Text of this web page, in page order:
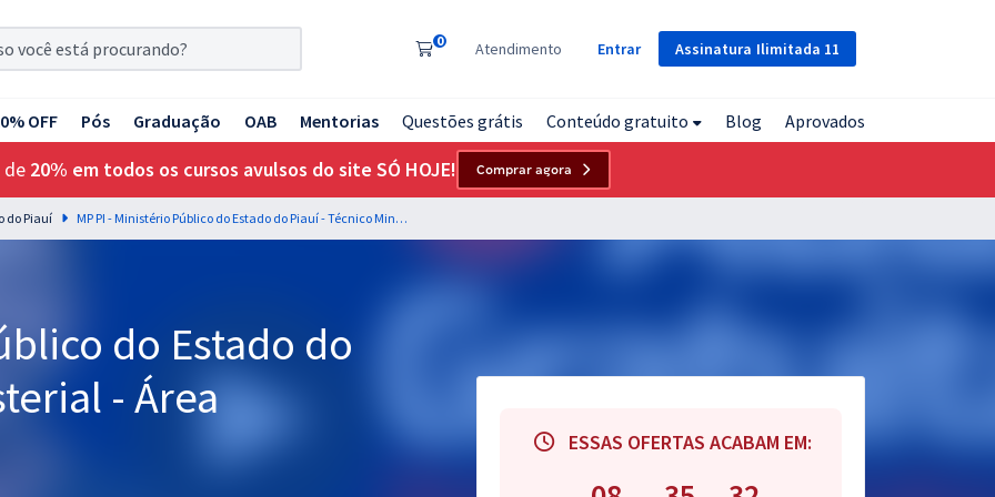
Assinatura Ilimitada 11
0 Atendimento Entrar
OFF Pós Graduação OAB Mentorias Questões grátis Conteúdo gratuito Blog Aprovados
de 20% em todos os cursos avulsos do site SÓ HOJE! Comprar agora
do Piauí MP PI - Ministério Público do Estado do Piauí - Técnico Ministerial - Área Administrativa
do Estado do
- Área
ESSAS OFERTAS ACABAM EM: